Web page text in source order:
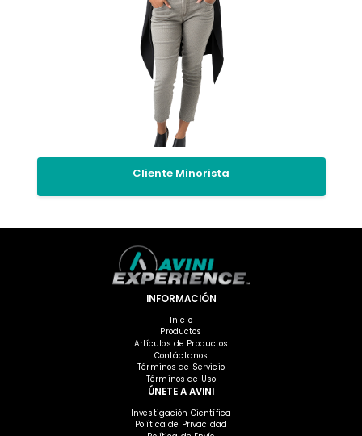
Cliente Minorista
INFORMACIÓN
Inicio
Productos
Artículos de Productos
Contáctanos
Términos de Servicio
Términos de Uso
ÚNETE A AVINI
Investigación Científica
Política de Privacidad